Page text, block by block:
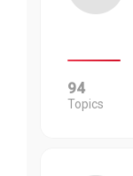
94
Topics